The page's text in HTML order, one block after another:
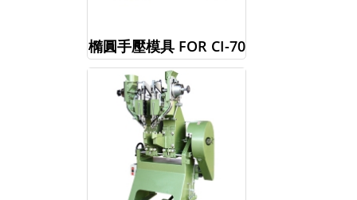
橢圓手壓模具 FOR CI-70